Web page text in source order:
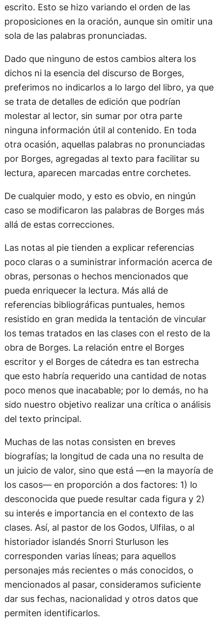
escrito. Esto se hizo variando el orden de las
proposiciones en la oración, aunque sin omitir una
sola de las palabras pronunciadas.
Dado que ninguno de estos cambios altera los
dichos ni la esencia del discurso de Borges,
preferimos no indicarlos a lo largo del libro, ya que
se trata de detalles de edición que podrían
molestar al lector, sin sumar por otra parte
ninguna información útil al contenido. En toda
otra ocasión, aquellas palabras no pronunciadas
por Borges, agregadas al texto para facilitar su
lectura, aparecen marcadas entre corchetes.
De cualquier modo, y esto es obvio, en ningún
caso se modificaron las palabras de Borges más
allá de estas correcciones.
Las notas al pie tienden a explicar referencias
poco claras o a suministrar información acerca de
obras, personas o hechos mencionados que
pueda enriquecer la lectura. Más allá de
referencias bibliográficas puntuales, hemos
resistido en gran medida la tentación de vincular
los temas tratados en las clases con el resto de la
obra de Borges. La relación entre el Borges
escritor y el Borges de cátedra es tan estrecha
que esto habría requerido una cantidad de notas
poco menos que inacabable; por lo demás, no ha
sido nuestro objetivo realizar una crítica o análisis
del texto principal.
Muchas de las notas consisten en breves
biografías; la longitud de cada una no resulta de
un juicio de valor, sino que está —en la mayoría de
los casos— en proporción a dos factores: 1) lo
desconocida que puede resultar cada figura y 2)
su interés e importancia en el contexto de las
clases. Así, al pastor de los Godos, Ulfilas, o al
historiador islandés Snorri Sturluson les
corresponden varias líneas; para aquellos
personajes más recientes o más conocidos, o
mencionados al pasar, consideramos suficiente
dar sus fechas, nacionalidad y otros datos que
permiten identificarlos.